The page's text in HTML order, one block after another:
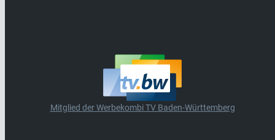
Mitglied der Werbekombi TV Baden-Württemberg